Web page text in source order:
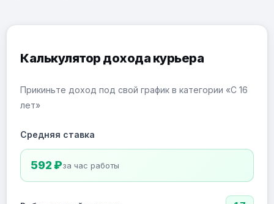
Калькулятор дохода курьера
Прикиньте доход под свой график в категории «С 16
лет»
Средняя ставка
592 ₽за час работы